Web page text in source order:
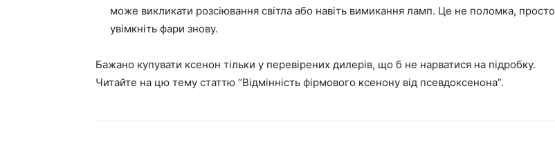
може викликати розсіювання світла або навіть вимикання ламп. Це не поломка, просто
увімкніть фари знову.
Бажано купувати ксенон тільки у перевірених дилерів, що б не нарватися на підробку.
Читайте на цю тему статтю “Відмінність фірмового ксенону від псевдоксенона”.